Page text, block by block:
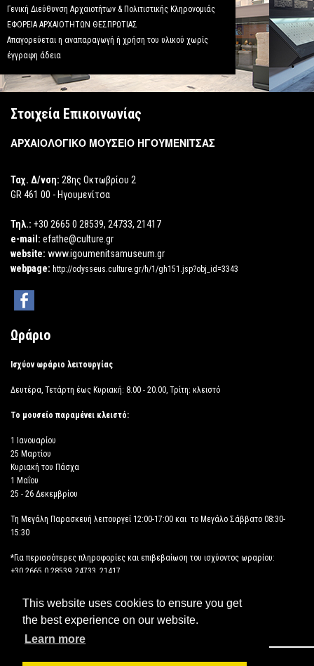
This website uses cookies to ensure you get
the best experience on our website.
Learn more
Γενική Διεύθυνση Αρχαιοτήτων & Πολιτιστικής Κληρονομιάς
ΕΦΟΡΕΙΑ ΑΡΧΑΙΟΤΗΤΩΝ ΘΕΣΠΡΩΤΙΑΣ
Απαγορεύεται η αναπαραγωγή ή χρήση του υλικού χωρίς
έγγραφη άδεια
Στοιχεία Επικοινωνίας
ΑΡΧΑΙΟΛΟΓΙΚΟ ΜΟΥΣΕΙΟ ΗΓΟΥΜΕΝΙΤΣΑΣ
Ταχ. Δ/νση: 28ης Οκτωβρίου 2
GR 461 00 - Ηγουμενίτσα
Τηλ.: +30 2665 0 28539, 24733, 21417
e-mail: efathe@culture.gr
website: www.igoumenitsamuseum.gr
webpage: http://odysseus.culture.gr/h/1/gh151.jsp?obj_id=3343
Ωράριο
Ισχύον ωράριο λειτουργίας
Δευτέρα, Τετάρτη έως Κυριακή: 8.00 - 20.00, Τρίτη: κλειστό
Το μουσείο παραμένει κλειστό:
1 Ιανουαρίου
25 Μαρτίου
Κυριακή του Πάσχα
1 Μαΐου
25 - 26 Δεκεμβρίου
Τη Μεγάλη Παρασκευή λειτουργεί 12:00-17:00 και το Μεγάλο Σάββατο 08:30-
15:30
*Για περισσότερες πληροφορίες και επιβεβαίωση του ισχύοντος ωραρίου:
+30 2665 0 28539, 24733, 21417
ΔΗΛΩΣΗ ΠΡΟΣΒΑΣΙΜΟΤΗΤΑΣ